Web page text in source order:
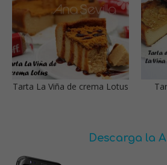
Tarta La Viña de crema Lotus
Descarga la